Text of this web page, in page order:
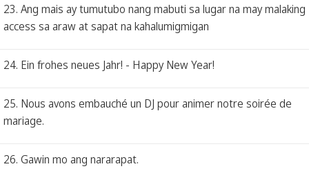
23. Ang mais ay tumutubo nang mabuti sa lugar na may malaking
access sa araw at sapat na kahalumigmigan
24. Ein frohes neues Jahr! - Happy New Year!
25. Nous avons embauché un DJ pour animer notre soirée de
mariage.
26. Gawin mo ang nararapat.